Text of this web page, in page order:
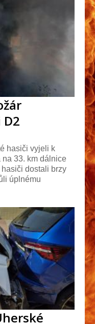
hasiči vyjeli k
33. km dálnice
dostali brzy
úplnému